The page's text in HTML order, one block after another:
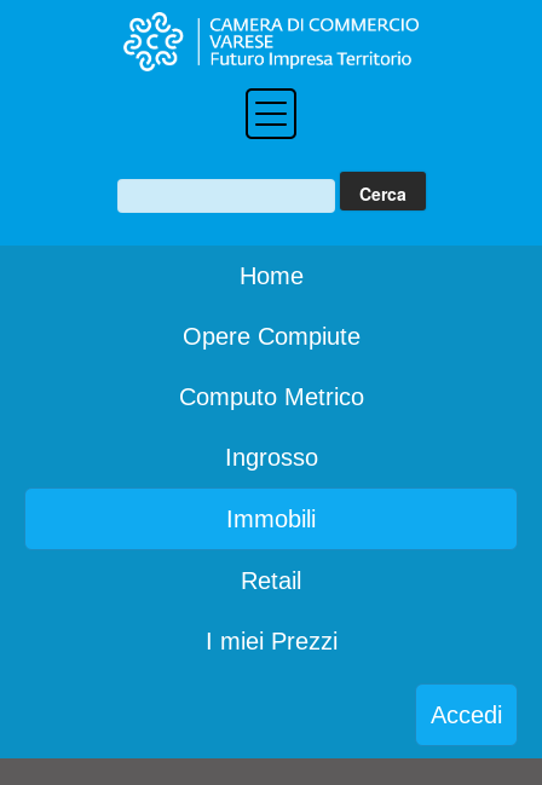
Home
Opere Compiute
Computo Metrico
Ingrosso
Immobili
Retail
I miei Prezzi
Accedi